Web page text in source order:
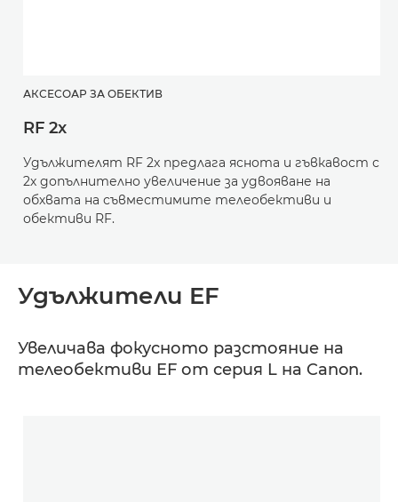
АКСЕСОАР ЗА ОБЕКТИВ
RF 2x
Удължителят RF 2x предлага яснота и гъвкавост с
2х допълнително увеличение за удвояване на
обхвата на съвместимите телеобективи и
обективи RF.
Удължители EF
Увеличава фокусното разстояние на
телеобективи EF от серия L на Canon.